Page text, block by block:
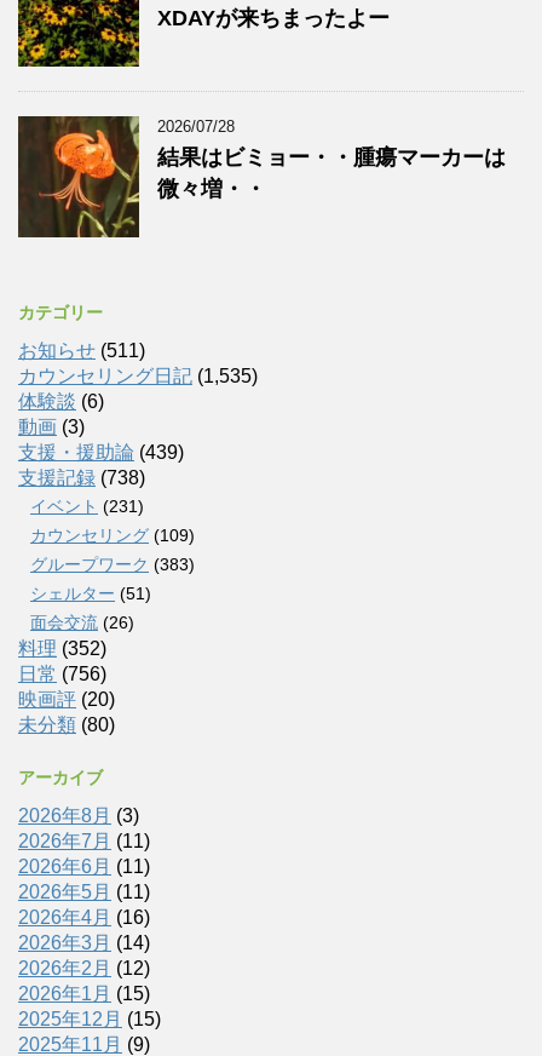
XDAYが来ちまったよー
2026/07/28
結果はビミョー・・腫瘍マーカーは
微々増・・
カテゴリー
お知らせ (511)
カウンセリング日記 (1,535)
体験談 (6)
動画 (3)
支援・援助論 (439)
支援記録 (738)
イベント (231)
カウンセリング (109)
グループワーク (383)
シェルター (51)
面会交流 (26)
料理 (352)
日常 (756)
映画評 (20)
未分類 (80)
アーカイブ
2026年8月 (3)
2026年7月 (11)
2026年6月 (11)
2026年5月 (11)
2026年4月 (16)
2026年3月 (14)
2026年2月 (12)
2026年1月 (15)
2025年12月 (15)
2025年11月 (9)